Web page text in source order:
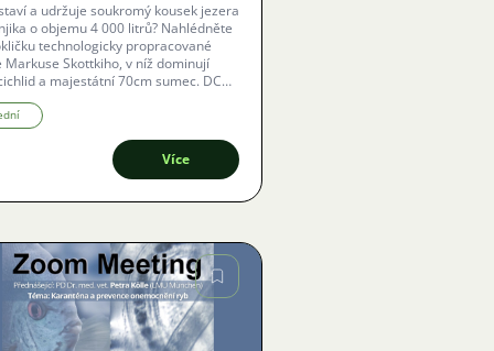
a udržuje soukromý kousek jezera
o objemu 4 000 litrů? Nahlédněte
technologicky propracované
Markuse Skottkiho, v níž dominují
a majestátní 70cm sumec. DCG
fanoušky akvaristiky na unikátní
s živým překladem do
Více